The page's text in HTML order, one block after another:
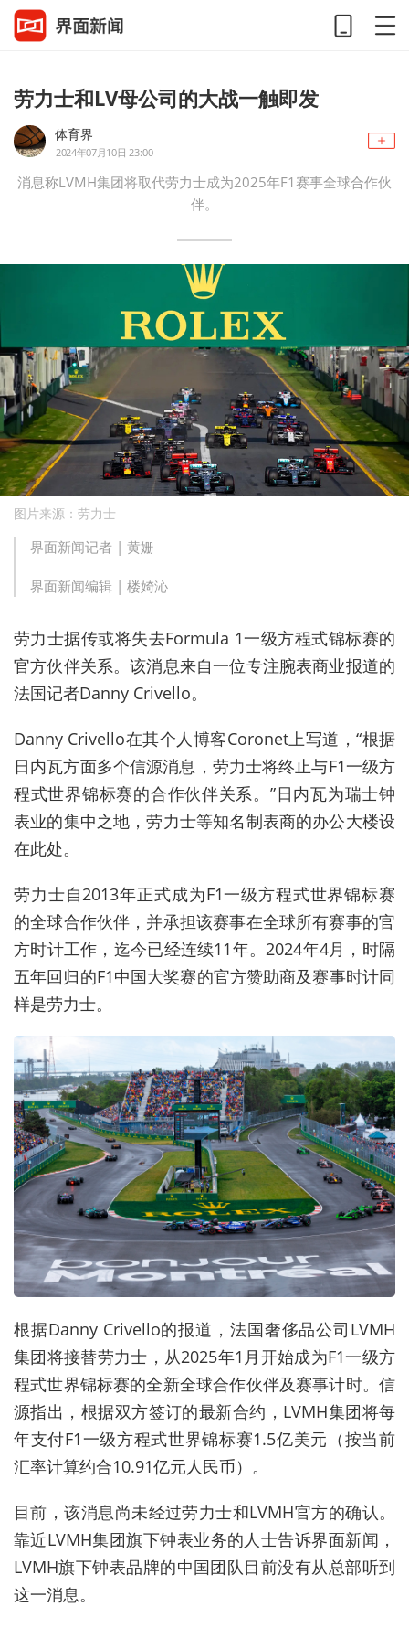
劳力士和LV母公司的大战一触即发
体育界
2024年07月10日 23:00
消息称LVMH集团将取代劳力士成为2025年F1赛事全球合作伙
伴。
图片来源：劳力士
界面新闻记者 | 黄姗
界面新闻编辑 | 楼婍沁
劳力士据传或将失去Formula 1一级方程式锦标赛的
官方伙伴关系。该消息来自一位专注腕表商业报道的
法国记者Danny Crivello。
Danny Crivello在其个人博客Coronet上写道，“根据
日内瓦方面多个信源消息，劳力士将终止与F1一级方
程式世界锦标赛的合作伙伴关系。 ”日内瓦为瑞士钟
表业的集中之地，劳力士等知名制表商的办公大楼设
在此处。
劳力士自2013年正式成为F1一级方程式世界锦标赛
的全球合作伙伴，并承担该赛事在全球所有赛事的官
方时计工作，迄今已经连续11年。2024年4月，时隔
五年回归的F1中国大奖赛的官方赞助商及赛事时计同
样是劳力士。
根据Danny Crivello的报道，法国奢侈品公司 LVMH
集团将接替劳力士，从2025年1 月开始成为F1一级方
程式世界锦标赛的全新全球合作伙伴及赛事计时。信
源指出，根据双方签订的最新合约， LVMH集团将每
年支付F1一级方程式世界锦标赛1.5亿美元（按当前
汇率计算约合10.91亿元人民币）。
目前，该消息尚未经过劳力士和LVMH官方的确认。
靠近LVMH集团旗下钟表业务的人士告诉界面新闻，
LVMH旗下钟表品牌的中国团队目前没有从总部听到
这一消息。